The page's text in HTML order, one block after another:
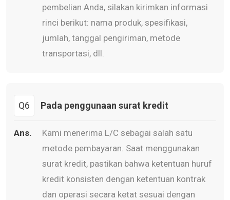
pembelian Anda, silakan kirimkan informasi
rinci berikut: nama produk, spesifikasi,
jumlah, tanggal pengiriman, metode
transportasi, dll.
Q6 Pada penggunaan surat kredit
Ans.
Kami menerima L/C sebagai salah satu
metode pembayaran. Saat menggunakan
surat kredit, pastikan bahwa ketentuan huruf
kredit konsisten dengan ketentuan kontrak
dan operasi secara ketat sesuai dengan